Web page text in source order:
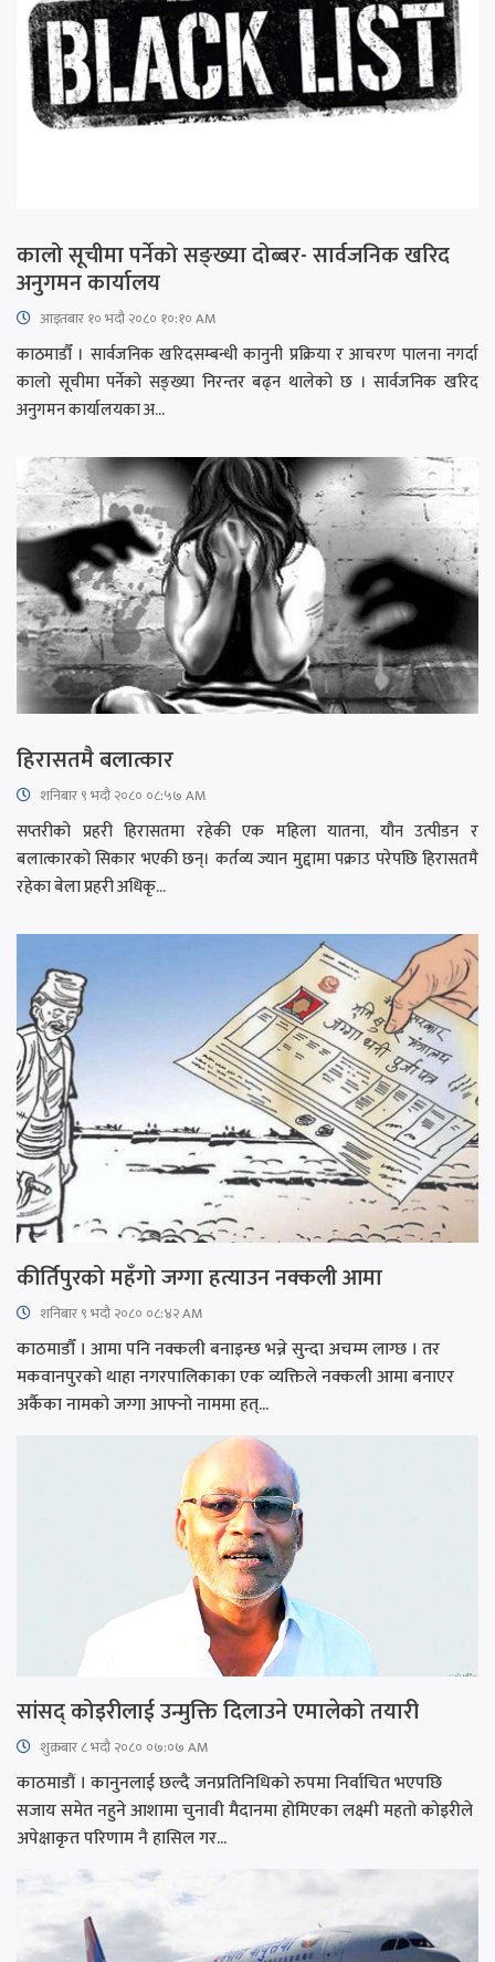
कालो सूचीमा पर्नेको सङ्ख्या दोब्बर- सार्वजनिक खरिद
अनुगमन कार्यालय
आइतबार​ १० भदौ २०८० १०:१० AM
काठमाडौँ । सार्वजनिक खरिदसम्बन्धी कानुनी प्रक्रिया र आचरण पालना नगर्दा
कालो सूचीमा पर्नेको सङ्ख्या निरन्तर बढ्न थालेको छ । सार्वजनिक खरिद
अनुगमन कार्यालयका अ...
हिरासतमै बलात्कार
शनिबार ९ भदौ २०८० ०८:५७ AM
सप्तरीको प्रहरी हिरासतमा रहेकी एक महिला यातना, यौन उत्पीडन र
बलात्कारको सिकार भएकी छन्। कर्तव्य ज्यान मुद्दामा पक्राउ परेपछि हिरासतमै
रहेका बेला प्रहरी अधिकृ...
कीर्तिपुरको महँगो जग्गा हत्याउन नक्कली आमा
शनिबार ९ भदौ २०८० ०८:४२ AM
काठमाडौँ । आमा पनि नक्कली बनाइन्छ भन्ने सुन्दा अचम्म लाग्छ । तर
मकवानपुरको थाहा नगरपालिकाका एक व्यक्तिले नक्कली आमा बनाएर
अर्कैका नामको जग्गा आफ्नो नाममा हत्...
सांसद् कोइरीलाई उन्मुक्ति दिलाउने एमालेको तयारी
शुक्रबार​ ८ भदौ २०८० ०७:०७ AM
काठमाडौं । कानुनलाई छल्दै जनप्रतिनिधिको रुपमा निर्वाचित भएपछि
सजाय समेत नहुने आशामा चुनावी मैदानमा होमिएका लक्ष्मी महतो कोइरीले
अपेक्षाकृत परिणाम नै हासिल गर...